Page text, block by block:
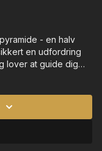
- en halv
en udfordring
lover at guide dig